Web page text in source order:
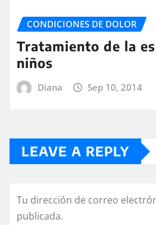
CONDICIONES DE DOLOR
Tratamiento de la
niños
Diana Sep 10, 2014
LEAVE A REPLY
Tu dirección de correo
publicada.